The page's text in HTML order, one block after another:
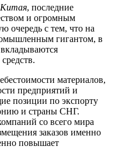
, последние
и огромным
очередь с тем, что на
гигантом, в
материалов,
предприятий и
позиции по экспорту
и страны СНГ.
со всего мира
заказов именно
повышает